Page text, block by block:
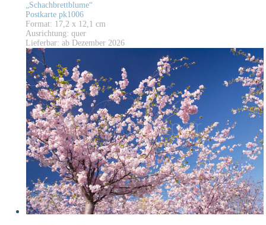
„Schachbrettblume“
Postkarte pk1006
Format: 17,2 x 12,1 cm
Ausrichtung: quer
Lieferbar: ab Dezember 2026